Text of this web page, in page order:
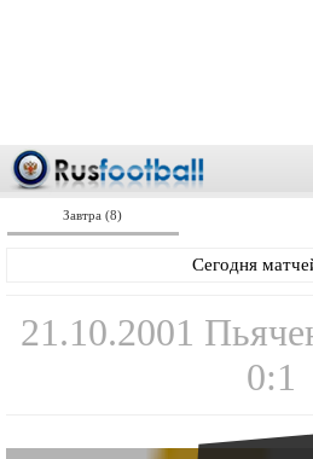
Завтра (8)
Сегодня
21.10.2001
0:1